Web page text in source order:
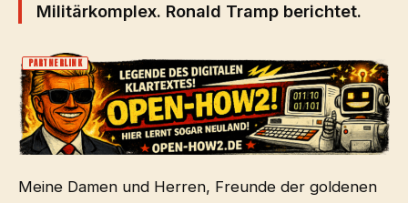
Militärkomplex. Ronald Tramp berichtet.
PARTNERLINK
Meine Damen und Herren, Freunde der goldenen